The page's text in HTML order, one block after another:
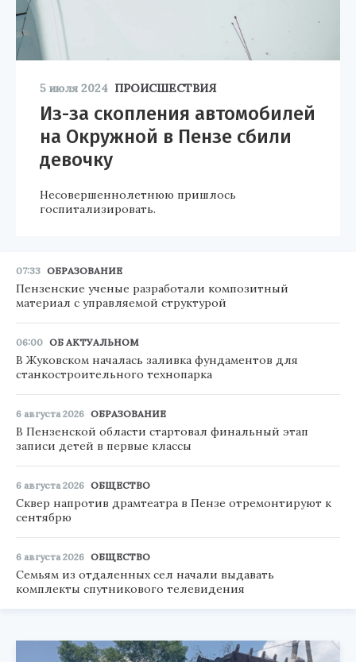
5 июля 2024 ПРОИСШЕСТВИЯ
Из-за скопления автомобилей
на Окружной в Пензе сбили
девочку
Несовершеннолетнюю пришлось
госпитализировать.
07:33 ОБРАЗОВАНИЕ
Пензенские ученые разработали композитный
материал с управляемой структурой
06:00 ОБ АКТУАЛЬНОМ
В Жуковском началась заливка фундаментов для
станкостроительного технопарка
6 августа 2026 ОБРАЗОВАНИЕ
В Пензенской области стартовал финальный этап
записи детей в первые классы
6 августа 2026 ОБЩЕСТВО
Сквер напротив драмтеатра в Пензе отремонтируют к
сентябрю
6 августа 2026 ОБЩЕСТВО
Семьям из отдаленных сел начали выдавать
комплекты спутникового телевидения